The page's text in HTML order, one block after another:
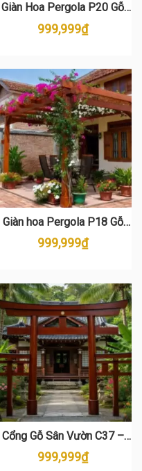
Giàn Hoa Pergola P20 Gỗ
Thông – Đẳng Cấp Sân
Vườn Vintage
999,999₫
Giàn hoa Pergola P18 Gỗ
Thông Cao Cấp – Vẻ Đẹp Cổ
Điển Cho Sân Vườn
999,999₫
Cổng Gỗ Sân Vườn C37 –
Phong Cách Nhật Bản Gỗ
Thông Đẹp
999,999₫